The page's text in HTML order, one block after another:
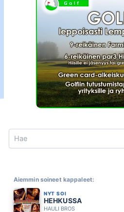
Search
Aiemmin soineet kappaleet:
NYT SOI
HEHKUSSA
HAULI BROS